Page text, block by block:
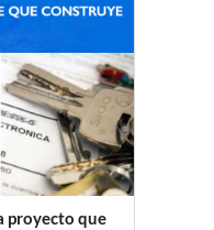
proyecto que